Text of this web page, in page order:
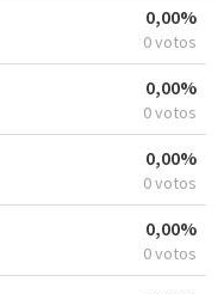
0,00%
0 votos
0,00%
0 votos
0,00%
0 votos
0,00%
0 votos